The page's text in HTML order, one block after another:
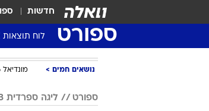
חדשות
ספורט לוח תוצאות LIVE
נושאים חמים מונדיאל 2026
ספורט ליגה ספרדית 02/03